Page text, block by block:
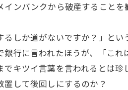
インバンクから破産することを
るしか道がないですか？」と
銀行に言われたほうが、「こ
でキツイ言葉を言われるとは珍
置して後回しにするのか？